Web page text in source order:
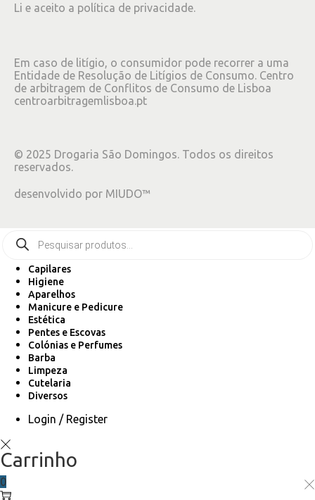
Li e aceito a política de privacidade.
Em caso de litígio, o consumidor pode recorrer a uma
Entidade de Resolução de Litígios de Consumo. Centro
de arbitragem de Conflitos de Consumo de Lisboa
centroarbitragemlisboa.pt
© 2025 Drogaria São Domingos. Todos os direitos
reservados.
desenvolvido por MIUDO™
Capilares
Higiene
Aparelhos
Manicure e Pedicure
Estética
Pentes e Escovas
Colónias e Perfumes
Barba
Limpeza
Cutelaria
Diversos
Login / Register
Carrinho
0